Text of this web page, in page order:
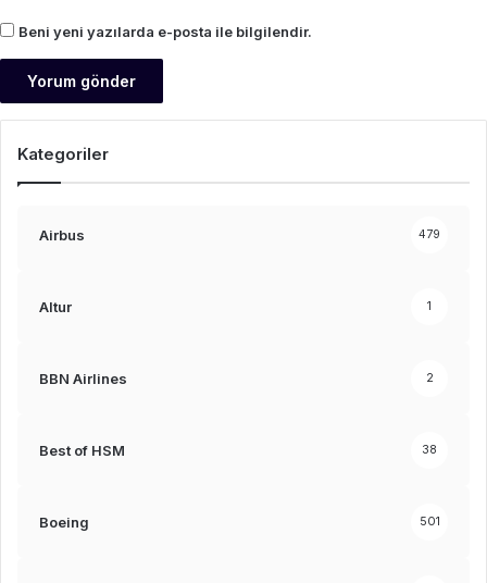
Beni yeni yazılarda e-posta ile bilgilendir.
Kategoriler
Airbus 479
Altur 1
BBN Airlines 2
Best of HSM 38
Boeing 501